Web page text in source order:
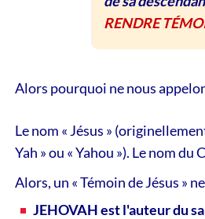
RENDRE
Alors pourquoi ne nous
Le nom « Jésus »
Yah » ou « Yahou »). Le nom
Alors, un « Témoin de Jésus »
JEHOVAH est l'auteur du